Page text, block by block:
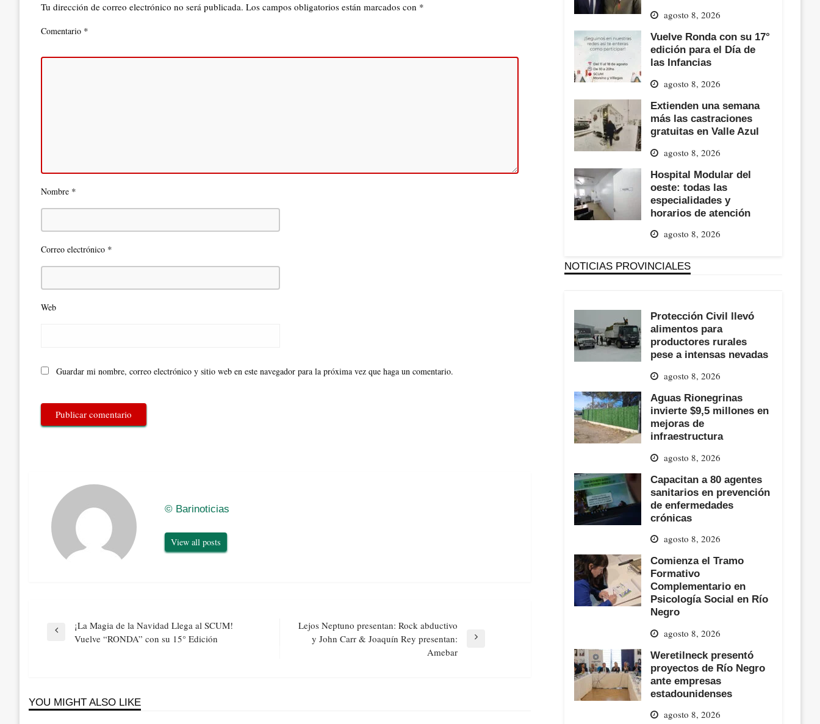
Tu dirección de correo electrónico no será publicada. Los campos obligatorios están marcados con *
Comentario *
Nombre *
Correo electrónico *
Web
Guardar mi nombre, correo electrónico y sitio web en este navegador para la próxima vez que haga un comentario.
© Barinoticias
View all posts
Navegación
Previous
¡La Magia de la Navidad Llega al SCUM!
Vuelve “RONDA” con su 15° Edición
Lejos Neptuno presentan: Rock abductivo
y John Carr & Joaquín Rey presentan:
Amebar
YOU MIGHT ALSO LIKE
agosto 8, 2026
Vuelve Ronda con su 17°
edición para el Día de
las Infancias
agosto 8, 2026
Extienden una semana
más las castraciones
gratuitas en Valle Azul
agosto 8, 2026
Hospital Modular del
oeste: todas las
especialidades y
horarios de atención
agosto 8, 2026
NOTICIAS PROVINCIALES
Protección Civil llevó
alimentos para
productores rurales
pese a intensas nevadas
agosto 8, 2026
Aguas Rionegrinas
invierte $9,5 millones en
mejoras de
infraestructura
agosto 8, 2026
Capacitan a 80 agentes
sanitarios en prevención
de enfermedades
crónicas
agosto 8, 2026
Comienza el Tramo
Formativo
Complementario en
Psicología Social en Río
Negro
agosto 8, 2026
Weretilneck presentó
proyectos de Río Negro
ante empresas
estadounidenses
agosto 8, 2026